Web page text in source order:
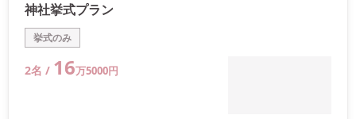
神社挙式プラン
挙式のみ
2名 / 16万5000円